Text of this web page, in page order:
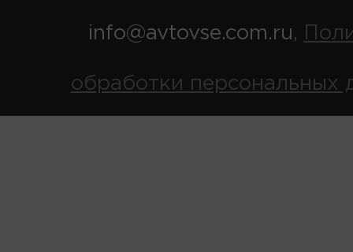
info@avtovse.com.ru,
обработки персональных